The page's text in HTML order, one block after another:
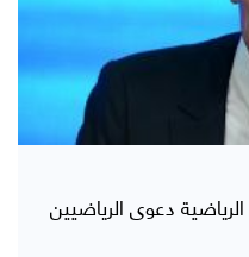
دعوى الرياضيين